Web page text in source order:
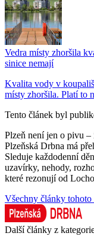
Vedra místy zhoršila
sinice nemají
Kvalita vody v
místy zhoršila. Platí to
Tento článek byl
Plzeň není jen o pivu –
Plzeňská Drbna má
Sleduje každodenní
uzavírky, nehody,
které rezonují od
Všechny články
Další články z